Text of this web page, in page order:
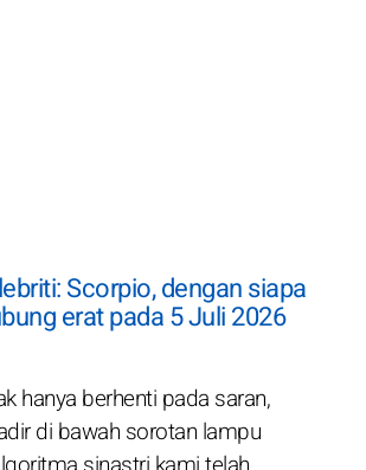
Scorpio, dengan siapa
erat pada 5 Juli 2026
hanya berhenti pada saran,
di bawah sorotan lampu